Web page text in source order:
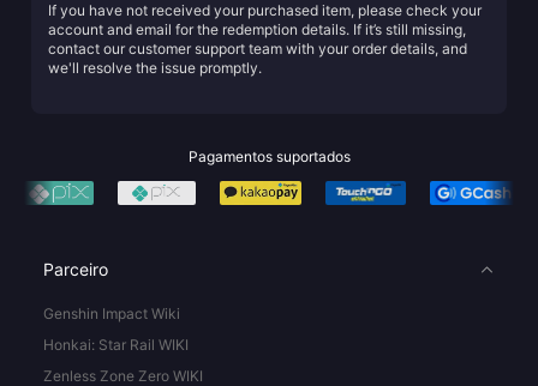
If you have not received your purchased item, please check your
account and email for the redemption details. If it’s still missing,
contact our customer support team with your order details, and
we'll resolve the issue promptly.
Pagamentos suportados
Parceiro
Genshin Impact Wiki
Honkai: Star Rail WIKI
Zenless Zone Zero WIKI